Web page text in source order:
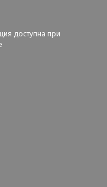
доступна при